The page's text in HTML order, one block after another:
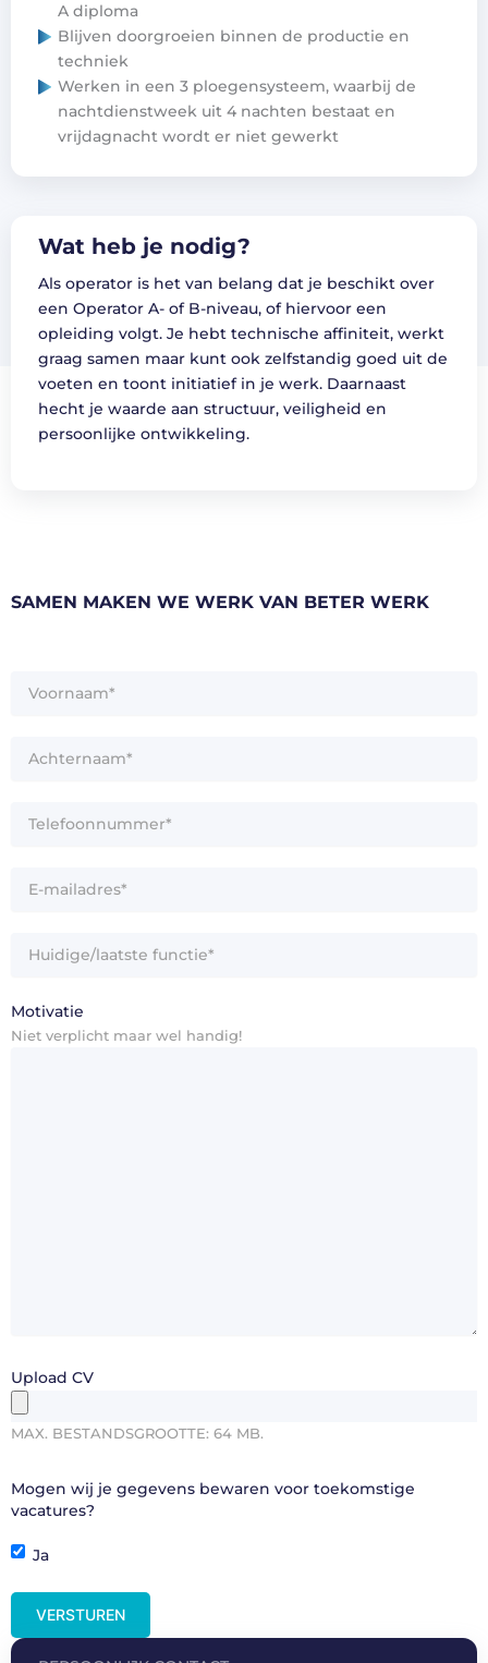
A diploma
Blijven doorgroeien binnen de productie en
techniek
Werken in een 3 ploegensysteem, waarbij de
nachtdienstweek uit 4 nachten bestaat en
vrijdagnacht wordt er niet gewerkt
Wat heb je nodig?
Als operator is het van belang dat je beschikt over
een Operator A- of B-niveau, of hiervoor een
opleiding volgt. Je hebt technische affiniteit, werkt
graag samen maar kunt ook zelfstandig goed uit de
voeten en toont initiatief in je werk. Daarnaast
hecht je waarde aan structuur, veiligheid en
persoonlijke ontwikkeling.
SAMEN MAKEN WE WERK VAN BETER WERK
mailadres
Huidige/laatste
functie
Motivatie
Niet verplicht maar wel handig!
Upload CV
MAX. BESTANDSGROOTTE: 64 MB.
Mogen wij je gegevens bewaren voor toekomstige
vacatures?
Ja